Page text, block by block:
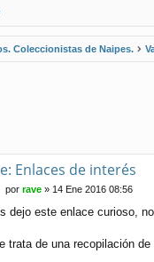
Coleccionistas de Naipes.
Enlaces de interés
M
n
a
por rave» 14 Ene 2016 08:56
dejo este enlace curioso,
trata de una recopilación